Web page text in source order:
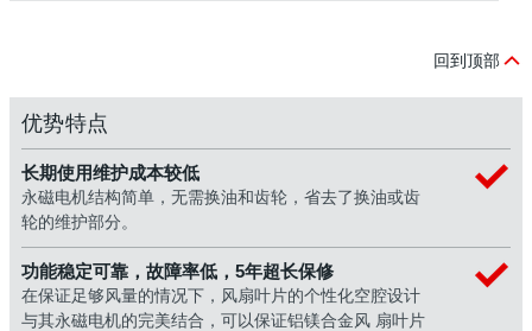
回到顶部
优势特点
长期使用维护成本较低
永磁电机结构简单，无需换油和齿轮，省去了换油或齿
轮的维护部分。
功能稳定可靠，故障率低，5年超长保修
在保证足够风量的情况下，风扇叶片的个性化空腔设计
与其永磁电机的完美结合，可以保证铝镁合金风 扇叶片